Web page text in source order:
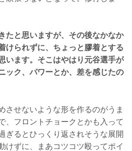
たと思いますが、その後なかなか
けられずに、ちょっと膠着とする
います。そこはやはり元谷選手が
ック、パワーとか、差を感じたの
させないような形を作るのがうま
、フロントチョークとかも入って
ぎるとひっくり返されそうな展開
けずに、まあコツコツ殴ってポイ